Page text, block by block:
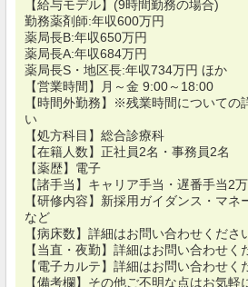
【給与モデル】(9時間勤務の場合)
勤務薬剤師:年収600万円
薬局長B:年収650万円
薬局長A:年収684万円
薬局長S・地区長:年収734万円 ほか
【営業時間】月～金 9:00～18:00
【時間外勤務】※残業時間についての
い
【処方科目】総合診療科
【在籍人数】正社員2名・事務員2名
【薬歴】電子
【諸手当】キャリア手当・遅番手当2
【研修内容】新採用ガイダンス・マ
など
【病床数】詳細はお問い合わせくださ
【当直・夜勤】詳細はお問い合わせく
【電子カルテ】詳細はお問い合わせく
【備考欄】その他ご不明な点はお気